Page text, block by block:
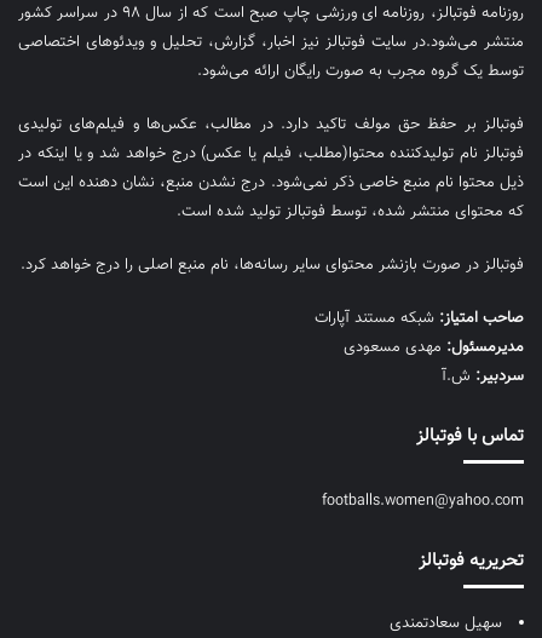
روزنامه فوتبالز، روزنامه ای ورزشی چاپ صبح است که از سال ۹۸ در سراسر کشور
منتشر می‌شود.در سایت فوتبالز نیز اخبار، گزارش، تحلیل و ویدئوهای اختصاصی
توسط یک گروه مجرب به صورت رایگان ارائه می‌شود.
فوتبالز بر حفظ حق مولف تاکید دارد. در مطالب، عکس‌ها و فیلم‌های تولیدی
فوتبالز نام تولیدکننده محتوا(مطلب، فیلم یا عکس) درج خواهد شد و یا اینکه در
ذیل محتوا نام منبع خاصی ذکر نمی‌‎شود. درج نشدن منبع، نشان دهنده این است
که محتوای منتشر شده، توسط فوتبالز تولید شده است.
فوتبالز در صورت بازنشر محتوای سایر رسانه‌ها، نام منبع اصلی را درج خواهد کرد.
صاحب امتیاز: شبکه مستند آپارات
مديرمسئول: مهدی مسعودی
سردبیر: ش.آ
تماس با فوتبالز
footballs.women@yahoo.com
تحریریه فوتبالز
سهیل سعادتمندی